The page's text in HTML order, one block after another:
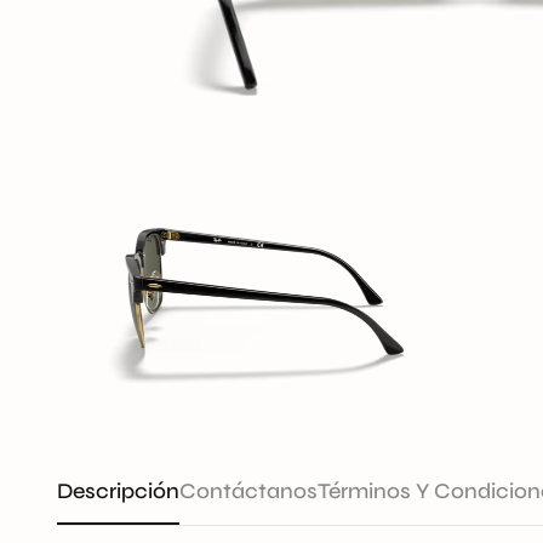
DescripciónContáctanosTérminos Y